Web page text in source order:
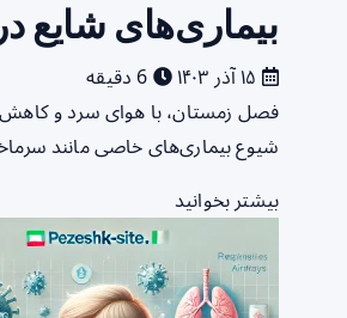
بیماری‌های شایع
فصل زمستان، با هوای سرد و کاهش
شیوع بیماری‌های خاصی مانند
بیشتر بخوانید